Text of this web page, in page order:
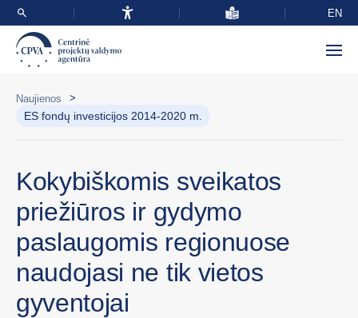
EN
Naujienos >
ES fondų investicijos 2014-2020 m.
Kokybiškomis sveikatos
priežiūros ir gydymo
paslaugomis regionuose
naudojasi ne tik vietos
gyventojai